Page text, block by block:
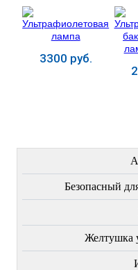
3300 руб.
Безопасный
Желтушка